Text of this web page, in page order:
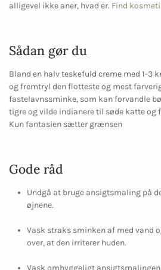
alligevel ikke aner, hvad er. Find
Sådan gør du
Bland en halv teskefuld creme med 1-3
og fremtryl den flotteste og mest
fastelavnssminke, som kan forvandle
tigre og vilde indianere til søde katte og
Kun fantasien sætter grænsen
Gode råd
Undgå at bruge ansigtsmaling på
øjnene.
Vask straks sminken af med vand
over, at den irriterer huden.
Vask omhyggeligt